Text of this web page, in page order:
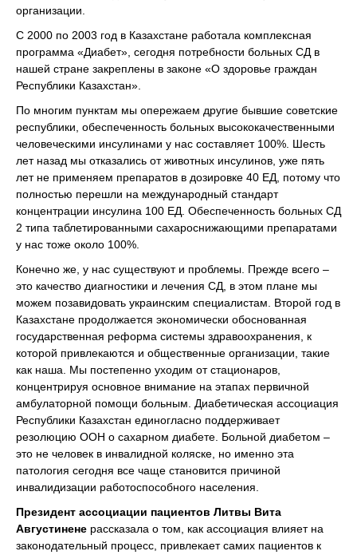
организации.
С 2000 по 2003 год в Казахстане работала комплексная
программа «Диабет», сегодня потребности больных СД в
нашей стране закреплены в законе «О здоровье граждан
Республики Казахстан».
По многим пунктам мы опережаем другие бывшие советские
республики, обеспеченность больных высококачественными
человеческими инсулинами у нас составляет 100%. Шесть
лет назад мы отказались от животных инсулинов, уже пять
лет не применяем препаратов в дозировке 40 ЕД, потому что
полностью перешли на международный стандарт
концентрации инсулина 100 ЕД. Обеспеченность больных СД
2 типа таблетированными сахароснижающими препаратами
у нас тоже около 100%.
Конечно же, у нас существуют и проблемы. Прежде всего –
это качество диагностики и лечения СД, в этом плане мы
можем позавидовать украинским специалистам. Второй год в
Казахстане продолжается экономически обоснованная
государственная реформа системы здравоохранения, к
которой привлекаются и общественные организации, такие
как наша. Мы постепенно уходим от стационаров,
концентрируя основное внимание на этапах первичной
амбулаторной помощи больным. Диабетическая ассоциация
Республики Казахстан единогласно поддерживает
резолюцию ООН о сахарном диабете. Больной диабетом –
это не человек в инвалидной коляске, но именно эта
патология сегодня все чаще становится причиной
инвалидизации работоспособного населения.
Президент ассоциации пациентов Литвы Вита
Августинене рассказала о том, как ассоциация влияет на
законодательный процесс, привлекает самих пациентов к